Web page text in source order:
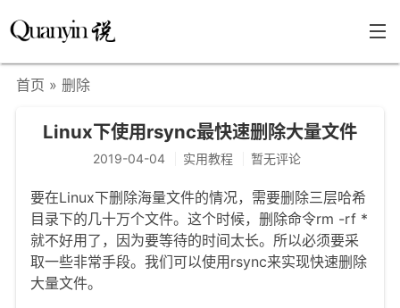
文章分类
学海泛舟
精华荟萃
首页 » 删除
Linux下使用rsync最快速删除大量文件
2019-04-04 实用教程 暂无评论
要在Linux下删除海量文件的情况，需要删除三层哈希
目录下的几十万个文件。这个时候，删除命令rm -rf *
就不好用了，因为要等待的时间太长。所以必须要采
取一些非常手段。我们可以使用rsync来实现快速删除
大量文件。